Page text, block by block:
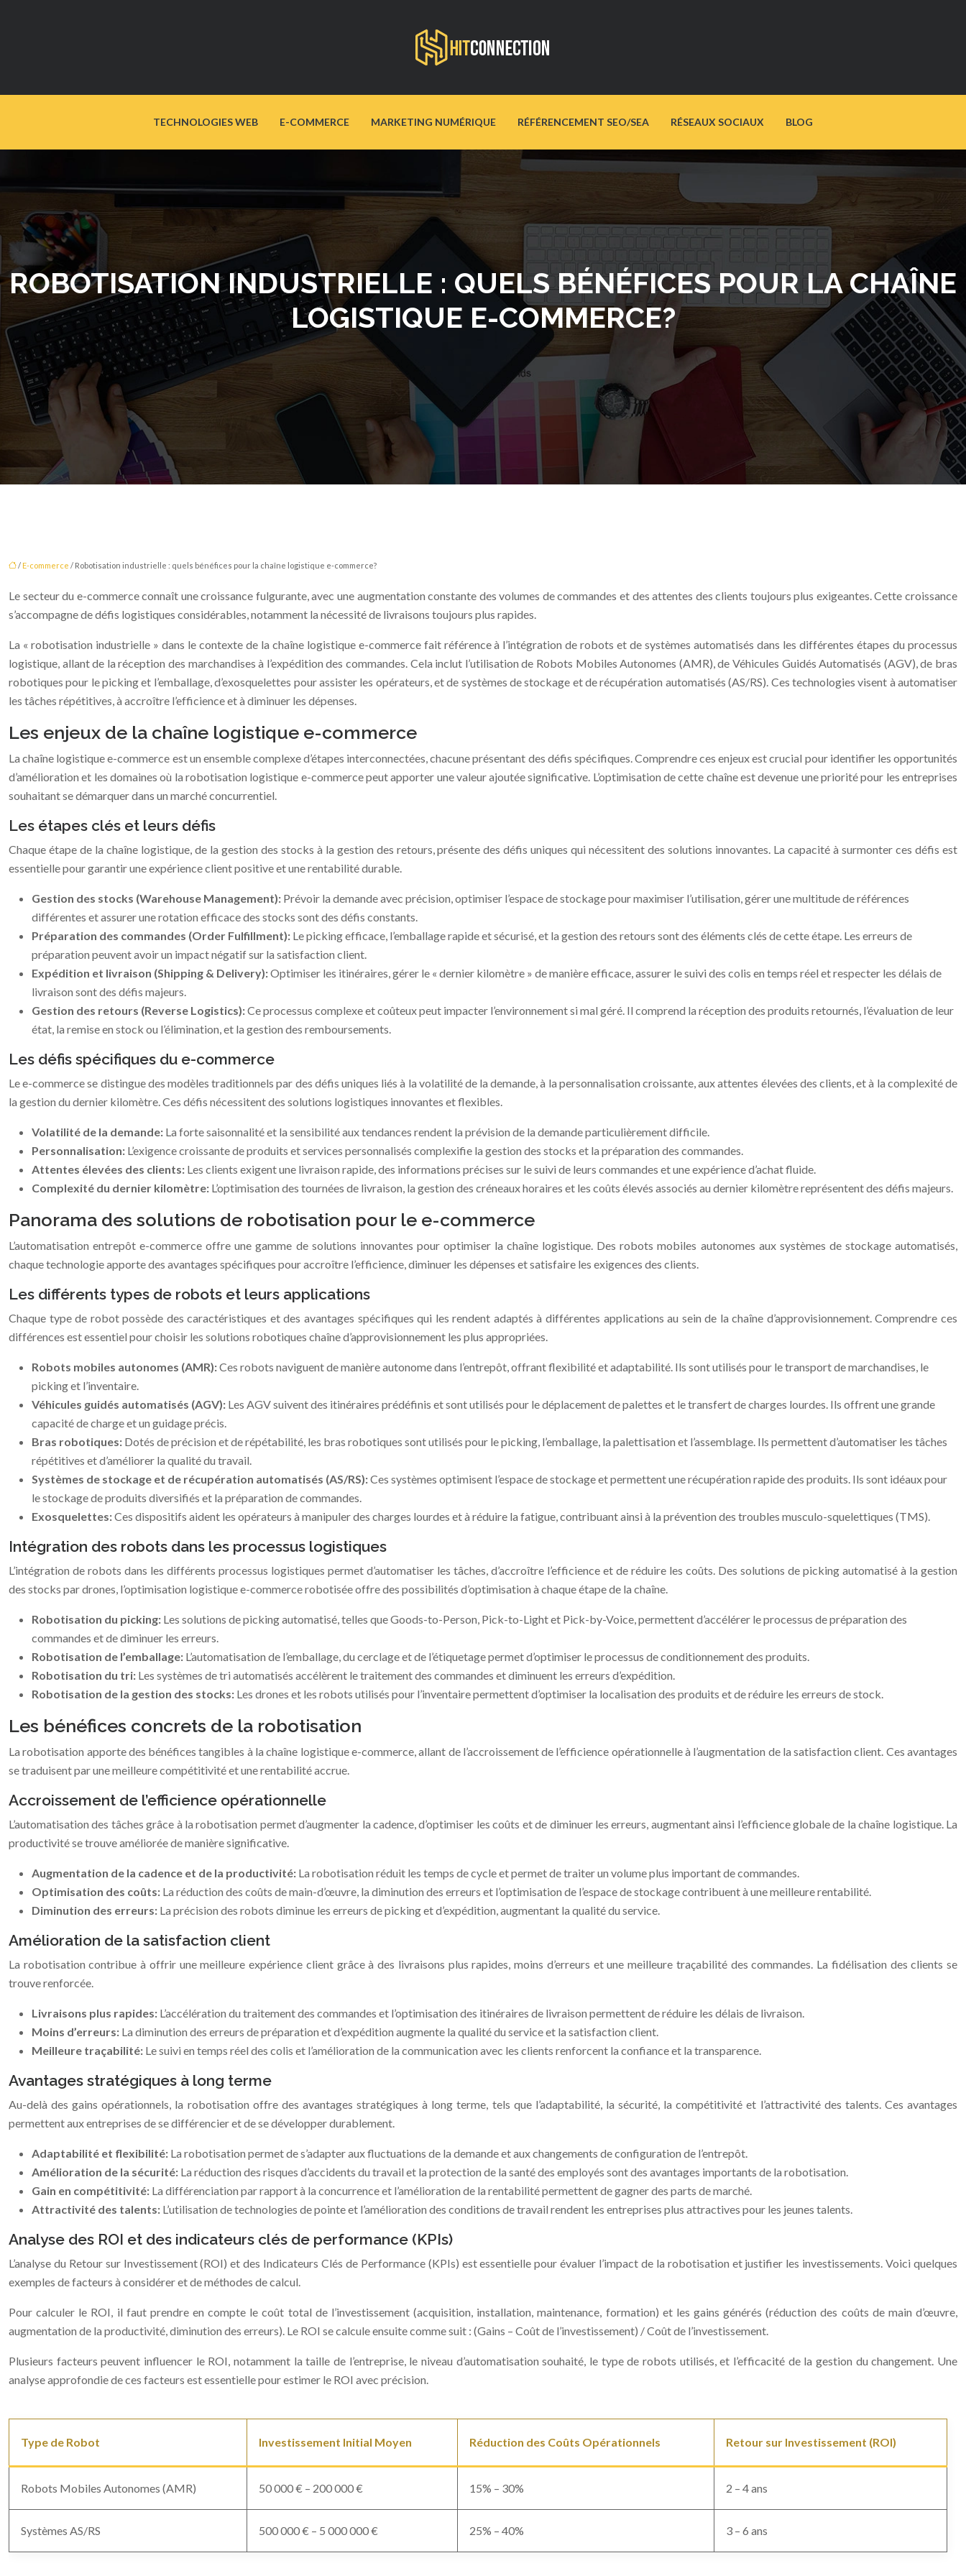
TECHNOLOGIES WEB E-COMMERCE MARKETING NUMÉRIQUE RÉFÉRENCEMENT SEO/SEA RÉSEAUX SOCIAUX BLOG
ROBOTISATION INDUSTRIELLE : QUELS BÉNÉFICES POUR LA CHAÎNE
LOGISTIQUE E-COMMERCE?
/ E-commerce / Robotisation industrielle : quels bénéfices pour la chaîne logistique e-commerce?
Le secteur du e-commerce connaît une croissance fulgurante, avec une augmentation constante des volumes de commandes et des attentes des clients toujours plus exigeantes. Cette croissance
s’accompagne de défis logistiques considérables, notamment la nécessité de livraisons toujours plus rapides.
La « robotisation industrielle » dans le contexte de la chaîne logistique e-commerce fait référence à l’intégration de robots et de systèmes automatisés dans les différentes étapes du processus
logistique, allant de la réception des marchandises à l’expédition des commandes. Cela inclut l’utilisation de Robots Mobiles Autonomes (AMR), de Véhicules Guidés Automatisés (AGV), de bras
robotiques pour le picking et l’emballage, d’exosquelettes pour assister les opérateurs, et de systèmes de stockage et de récupération automatisés (AS/RS). Ces technologies visent à automatiser
les tâches répétitives, à accroître l’efficience et à diminuer les dépenses.
Les enjeux de la chaîne logistique e-commerce
La chaîne logistique e-commerce est un ensemble complexe d’étapes interconnectées, chacune présentant des défis spécifiques. Comprendre ces enjeux est crucial pour identifier les opportunités
d’amélioration et les domaines où la robotisation logistique e-commerce peut apporter une valeur ajoutée significative. L’optimisation de cette chaîne est devenue une priorité pour les entreprises
souhaitant se démarquer dans un marché concurrentiel.
Les étapes clés et leurs défis
Chaque étape de la chaîne logistique, de la gestion des stocks à la gestion des retours, présente des défis uniques qui nécessitent des solutions innovantes. La capacité à surmonter ces défis est
essentielle pour garantir une expérience client positive et une rentabilité durable.
Gestion des stocks (Warehouse Management): Prévoir la demande avec précision, optimiser l’espace de stockage pour maximiser l’utilisation, gérer une multitude de références
différentes et assurer une rotation efficace des stocks sont des défis constants.
Préparation des commandes (Order Fulfillment): Le picking efficace, l’emballage rapide et sécurisé, et la gestion des retours sont des éléments clés de cette étape. Les erreurs de
préparation peuvent avoir un impact négatif sur la satisfaction client.
Expédition et livraison (Shipping & Delivery):Optimiser les itinéraires, gérer le « dernier kilomètre » de manière efficace, assurer le suivi des colis en temps réel et respecter les délais de
livraison sont des défis majeurs.
Gestion des retours (Reverse Logistics):Ce processus complexe et coûteux peut impacter l’environnement si mal géré. Il comprend la réception des produits retournés, l’évaluation de leur
état, la remise en stock ou l’élimination, et la gestion des remboursements.
Les défis spécifiques du e-commerce
Le e-commerce se distingue des modèles traditionnels par des défis uniques liés à la volatilité de la demande, à la personnalisation croissante, aux attentes élevées des clients, et à la complexité de
la gestion du dernier kilomètre. Ces défis nécessitent des solutions logistiques innovantes et flexibles.
Volatilité de la demande: La forte saisonnalité et la sensibilité aux tendances rendent la prévision de la demande particulièrement difficile.
Personnalisation: L’exigence croissante de produits et services personnalisés complexifie la gestion des stocks et la préparation des commandes.
Attentes élevées des clients: Les clients exigent une livraison rapide, des informations précises sur le suivi de leurs commandes et une expérience d’achat fluide.
Complexité du dernier kilomètre: L’optimisation des tournées de livraison, la gestion des créneaux horaires et les coûts élevés associés au dernier kilomètre représentent des défis majeurs.
Panorama des solutions de robotisation pour le e-commerce
L’automatisation entrepôt e-commerce offre une gamme de solutions innovantes pour optimiser la chaîne logistique. Des robots mobiles autonomes aux systèmes de stockage automatisés,
chaque technologie apporte des avantages spécifiques pour accroître l’efficience, diminuer les dépenses et satisfaire les exigences des clients.
Les différents types de robots et leurs applications
Chaque type de robot possède des caractéristiques et des avantages spécifiques qui les rendent adaptés à différentes applications au sein de la chaîne d’approvisionnement. Comprendre ces
différences est essentiel pour choisir les solutions robotiques chaîne d’approvisionnement les plus appropriées.
Robots mobiles autonomes (AMR):Ces robots naviguent de manière autonome dans l’entrepôt, offrant flexibilité et adaptabilité. Ils sont utilisés pour le transport de marchandises, le
picking et l’inventaire.
Véhicules guidés automatisés (AGV): Les AGV suivent des itinéraires prédéfinis et sont utilisés pour le déplacement de palettes et le transfert de charges lourdes. Ils offrent une grande
capacité de charge et un guidage précis.
Bras robotiques: Dotés de précision et de répétabilité, les bras robotiques sont utilisés pour le picking, l’emballage, la palettisation et l’assemblage. Ils permettent d’automatiser les tâches
répétitives et d’améliorer la qualité du travail.
Systèmes de stockage et de récupération automatisés (AS/RS):Ces systèmes optimisent l’espace de stockage et permettent une récupération rapide des produits. Ils sont idéaux pour
le stockage de produits diversifiés et la préparation de commandes.
Exosquelettes:Ces dispositifs aident les opérateurs à manipuler des charges lourdes et à réduire la fatigue, contribuant ainsi à la prévention des troubles musculo-squelettiques (TMS).
Intégration des robots dans les processus logistiques
L’intégration de robots dans les différents processus logistiques permet d’automatiser les tâches, d’accroître l’efficience et de réduire les coûts. Des solutions de picking automatisé à la gestion
des stocks par drones, l’optimisation logistique e-commerce robotisée offre des possibilités d’optimisation à chaque étape de la chaîne.
Robotisation du picking: Les solutions de picking automatisé, telles que Goods-to-Person, Pick-to-Light et Pick-by-Voice, permettent d’accélérer le processus de préparation des
commandes et de diminuer les erreurs.
Robotisation de l’emballage: L’automatisation de l’emballage, du cerclage et de l’étiquetage permet d’optimiser le processus de conditionnement des produits.
Robotisation du tri: Les systèmes de tri automatisés accélèrent le traitement des commandes et diminuent les erreurs d’expédition.
Robotisation de la gestion des stocks: Les drones et les robots utilisés pour l’inventaire permettent d’optimiser la localisation des produits et de réduire les erreurs de stock.
Les bénéfices concrets de la robotisation
La robotisation apporte des bénéfices tangibles à la chaîne logistique e-commerce, allant de l’accroissement de l’efficience opérationnelle à l’augmentation de la satisfaction client. Ces avantages
se traduisent par une meilleure compétitivité et une rentabilité accrue.
Accroissement de l’efficience opérationnelle
L’automatisation des tâches grâce à la robotisation permet d’augmenter la cadence, d’optimiser les coûts et de diminuer les erreurs, augmentant ainsi l’efficience globale de la chaîne logistique. La
productivité se trouve améliorée de manière significative.
Augmentation de la cadence et de la productivité: La robotisation réduit les temps de cycle et permet de traiter un volume plus important de commandes.
Optimisation des coûts: La réduction des coûts de main-d’œuvre, la diminution des erreurs et l’optimisation de l’espace de stockage contribuent à une meilleure rentabilité.
Diminution des erreurs: La précision des robots diminue les erreurs de picking et d’expédition, augmentant la qualité du service.
Amélioration de la satisfaction client
La robotisation contribue à offrir une meilleure expérience client grâce à des livraisons plus rapides, moins d’erreurs et une meilleure traçabilité des commandes. La fidélisation des clients se
trouve renforcée.
Livraisons plus rapides: L’accélération du traitement des commandes et l’optimisation des itinéraires de livraison permettent de réduire les délais de livraison.
Moins d’erreurs: La diminution des erreurs de préparation et d’expédition augmente la qualité du service et la satisfaction client.
Meilleure traçabilité: Le suivi en temps réel des colis et l’amélioration de la communication avec les clients renforcent la confiance et la transparence.
Avantages stratégiques à long terme
Au-delà des gains opérationnels, la robotisation offre des avantages stratégiques à long terme, tels que l’adaptabilité, la sécurité, la compétitivité et l’attractivité des talents. Ces avantages
permettent aux entreprises de se différencier et de se développer durablement.
Adaptabilité et flexibilité: La robotisation permet de s’adapter aux fluctuations de la demande et aux changements de configuration de l’entrepôt.
Amélioration de la sécurité: La réduction des risques d’accidents du travail et la protection de la santé des employés sont des avantages importants de la robotisation.
Gain en compétitivité: La différenciation par rapport à la concurrence et l’amélioration de la rentabilité permettent de gagner des parts de marché.
Attractivité des talents: L’utilisation de technologies de pointe et l’amélioration des conditions de travail rendent les entreprises plus attractives pour les jeunes talents.
Analyse des ROI et des indicateurs clés de performance (KPIs)
L’analyse du Retour sur Investissement (ROI) et des Indicateurs Clés de Performance (KPIs) est essentielle pour évaluer l’impact de la robotisation et justifier les investissements. Voici quelques
exemples de facteurs à considérer et de méthodes de calcul.
Pour calculer le ROI, il faut prendre en compte le coût total de l’investissement (acquisition, installation, maintenance, formation) et les gains générés (réduction des coûts de main d’œuvre,
augmentation de la productivité, diminution des erreurs). Le ROI se calcule ensuite comme suit : (Gains – Coût de l’investissement) / Coût de l’investissement.
Plusieurs facteurs peuvent influencer le ROI, notamment la taille de l’entreprise, le niveau d’automatisation souhaité, le type de robots utilisés, et l’efficacité de la gestion du changement. Une
analyse approfondie de ces facteurs est essentielle pour estimer le ROI avec précision.
Type de Robot Investissement Initial Moyen Réduction des Coûts Opérationnels Retour sur Investissement (ROI)
Robots Mobiles Autonomes (AMR) 50 000 € – 200 000 € 15% – 30% 2 – 4 ans
Systèmes AS/RS 500 000 € – 5 000 000 € 25% – 40% 3 – 6 ans